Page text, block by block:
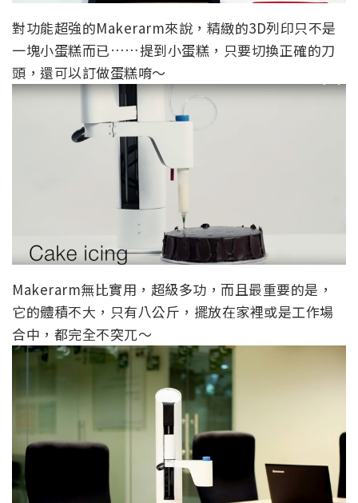
對功能超強的Makerarm來說，精緻的3D列印只不是
一塊小蛋糕而已……提到小蛋糕，只要切換正確的刀
頭，還可以訂做蛋糕唷～
Makerarm無比實用，超級多功，而且最重要的是，
它的體積不大，只有八公斤，擺放在家裡或是工作場
合中，都完全不突兀～